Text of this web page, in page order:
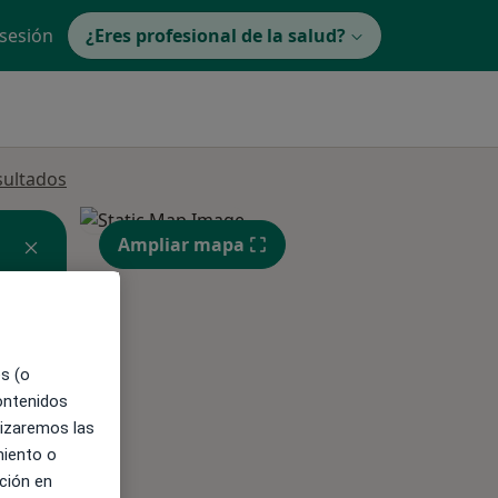
¿Eres profesional de la salud?
Ampliar mapa
(o
las
o
en